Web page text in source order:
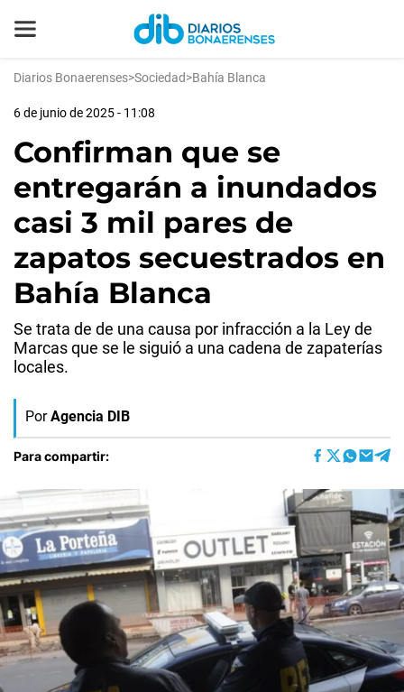
Diarios Bonaerenses>Sociedad>Bahía Blanca
6 de junio de 2025 - 11:08
Confirman que se
entregarán a inundados
casi 3 mil pares de
zapatos secuestrados en
Bahía Blanca
Se trata de de una causa por infracción a la Ley de
Marcas que se le siguió a una cadena de zapaterías
locales.
Por Agencia DIB
Para compartir: